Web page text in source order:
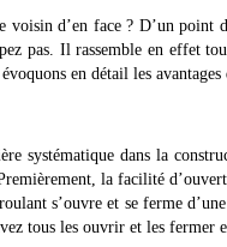
d’en face ? D’un point
pas. Il rassemble en effet
, évoquons en détail les
systématique dans la
la facilité
s’ouvre et se ferme
tous les ouvrir et les fermer